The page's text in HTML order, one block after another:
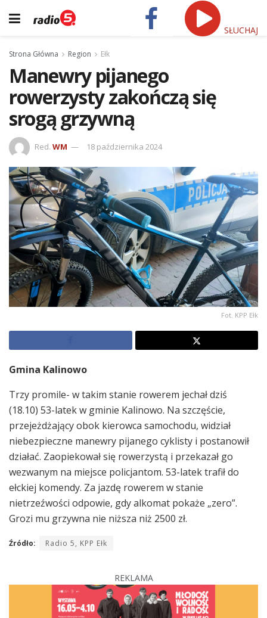
SŁUCHAJ
Strona Główna Region Ełk
Manewry pijanego
rowerzysty zakończą się
srogą grzywną
Red. WM 18 października 2024
Fot. KPP Ełk
Gmina Kalinowo
Trzy promile- w takim stanie rowerem jechał dziś
(18.10) 53-latek w gminie Kalinowo. Na szczęście,
przejeżdżający obok kierowca samochodu, widział
niebezpieczne manewry pijanego cyklisty i postanowił
działać. Zaopiekował się rowerzystą i przekazał go
wezwanym na miejsce policjantom. 53-latek trafił do
ełckiej komendy. Za jazdę rowerem w stanie
nietrzeźwości odpowie, gdy alkomat pokaże „zero”.
Grozi mu grzywna nie niższa niż 2500 zł.
Źródło: Radio 5, KPP Ełk
REKLAMA